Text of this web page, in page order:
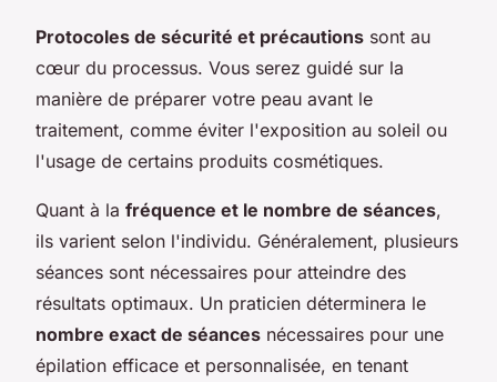
Protocoles de sécurité et précautions sont au
cœur du processus. Vous serez guidé sur la
manière de préparer votre peau avant le
traitement, comme éviter l'exposition au soleil ou
l'usage de certains produits cosmétiques.
Quant à la fréquence et le nombre de séances,
ils varient selon l'individu. Généralement, plusieurs
séances sont nécessaires pour atteindre des
résultats optimaux. Un praticien déterminera le
nombre exact de séances nécessaires pour une
épilation efficace et personnalisée, en tenant